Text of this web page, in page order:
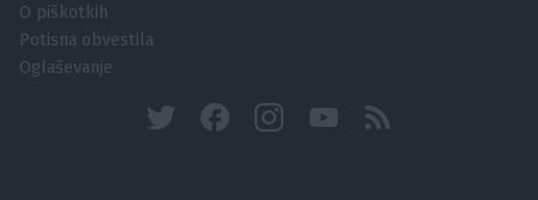
O piškotkih
Potisna obvestila
Oglaševanje